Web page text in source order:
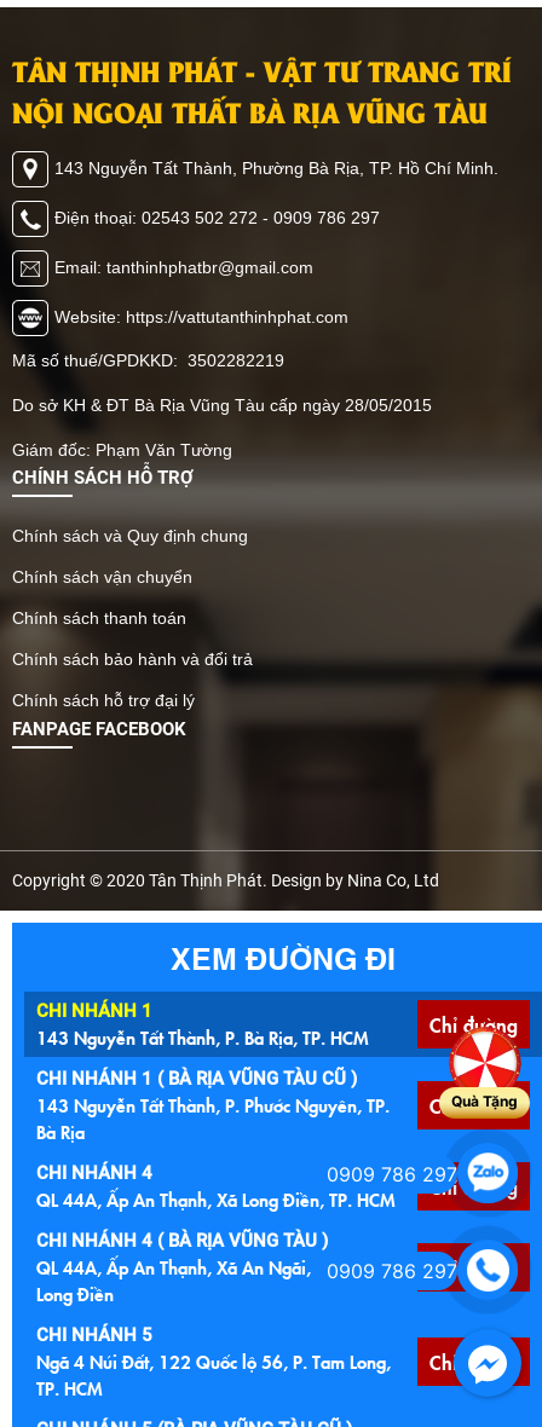
TÂN THỊNH PHÁT - VẬT TƯ TRANG TRÍ
NỘI NGOẠI THẤT BÀ RỊA VŨNG TÀU
143 Nguyễn Tất Thành, Phường Bà Rịa, TP. Hồ Chí Minh.
Điện thoại: 02543 502 272 - 0909 786 297
Email: tanthinhphatbr@gmail.com
Website: https://vattutanthinhphat.com
Mã số thuế/GPDKKD: 3502282219
Do sở KH & ĐT Bà Rịa Vũng Tàu cấp ngày 28/05/2015
Giám đốc: Phạm Văn Tường
CHÍNH SÁCH HỖ TRỢ
Chính sách và Quy định chung
Chính sách vận chuyển
Chính sách thanh toán
Chính sách bảo hành và đổi trả
Chính sách hỗ trợ đại lý
FANPAGE FACEBOOK
Copyright © 2020 Tân Thịnh Phát. Design by Nina Co, Ltd
XEM ĐƯỜNG ĐI
CHI NHÁNH 1
143 Nguyễn Tất Thành, P. Bà Rịa, TP. HCM Chỉ đường
CHI NHÁNH 1 ( BÀ RỊA VŨNG TÀU CŨ )
143 Nguyễn Tất Thành, P. Phước Nguyên, TP.
Bà Rịa
Chỉ đường
CHI NHÁNH 4
QL 44A, Ấp An Thạnh, Xã Long Điền, TP. HCM Chỉ đường
CHI NHÁNH 4 ( BÀ RỊA VŨNG TÀU )
QL 44A, Ấp An Thạnh, Xã An Ngãi, Huyện
Long Điền
Chỉ đường
CHI NHÁNH 5
Ngã 4 Núi Đất, 122 Quốc lộ 56, P. Tam Long,
TP. HCM
Chỉ đường
Quà Tặng
0909 786 297
0909 786 297